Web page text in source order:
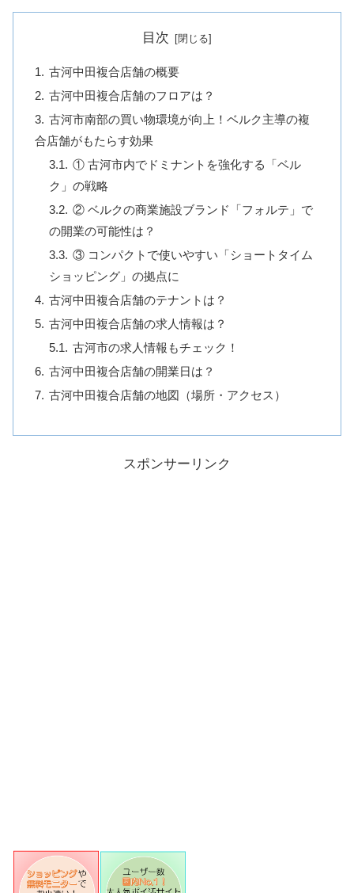
目次
古河中田複合店舗の概要
古河中田複合店舗のフロアは？
古河市南部の買い物環境が向上！ベルク主導の複
合店舗がもたらす効果
① 古河市内でドミナントを強化する「ベル
ク」の戦略
② ベルクの商業施設ブランド「フォルテ」で
の開業の可能性は？
③ コンパクトで使いやすい「ショートタイム
ショッピング」の拠点に
古河中田複合店舗のテナントは？
古河中田複合店舗の求人情報は？
古河市の求人情報もチェック！
古河中田複合店舗の開業日は？
古河中田複合店舗の地図（場所・アクセス）
スポンサーリンク